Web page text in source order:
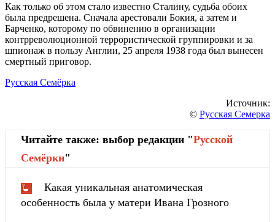
Как только об этом стало известно Сталину, судьба обоих
была предрешена. Сначала арестовали Бокия, а затем и
Барченко, которому по обвинению в организации
контрреволюционной террористической группировки и за
шпионаж в пользу Англии, 25 апреля 1938 года был вынесен
смертный приговор.
Русская Семёрка
Источник:
© Русская Семерка
Читайте также: выбор редакции "Русской
Cемёрки"
Какая уникальная анатомическая
особенность была у матери Ивана Грозного